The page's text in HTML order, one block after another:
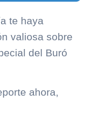
te haya
valiosa sobre
del Buró
ahora,